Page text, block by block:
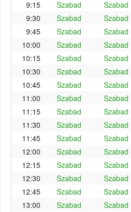
9:15
Szabad Szabad
9:30
Szabad Szabad
9:45
Szabad Szabad
10:00
Szabad Szabad
10:15
Szabad Szabad
10:30
Szabad Szabad
10:45
Szabad Szabad
11:00
Szabad Szabad
11:15
Szabad Szabad
11:30
Szabad Szabad
11:45
Szabad Szabad
12:00
Szabad Szabad
12:15
Szabad Szabad
12:30
Szabad Szabad
12:45
Szabad Szabad
13:00
Szabad Szabad